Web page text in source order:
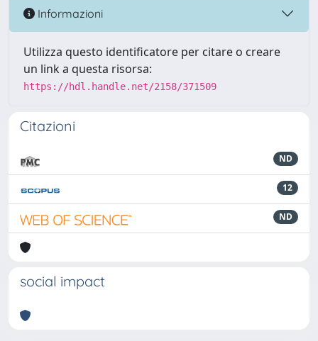
Informazioni
Utilizza questo identificatore per citare o creare
un link a questa risorsa:
https://hdl.handle.net/2158/371509
Citazioni
ND
12
ND
social impact